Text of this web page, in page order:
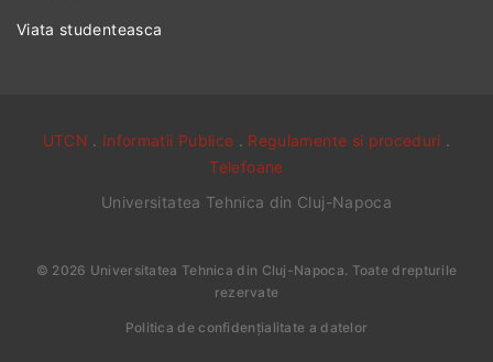
Viata studenteasca
UTCN . Informatii Publice . Regulamente si proceduri .
Telefoane
Universitatea Tehnica din Cluj-Napoca
© 2026 Universitatea Tehnica din Cluj-Napoca. Toate drepturile
rezervate
Politica de confidențialitate a datelor